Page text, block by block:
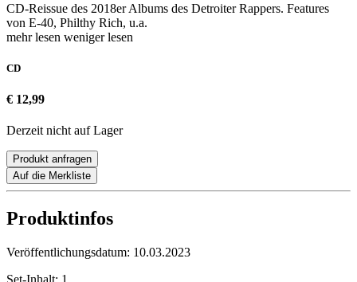
CD-Reissue des 2018er Albums des Detroiter Rappers. Features
von E-40, Philthy Rich, u.a.
mehr lesen weniger lesen
CD
€ 12,99
Derzeit nicht auf Lager
Produkt anfragen
Auf die Merkliste
Produktinfos
Veröffentlichungsdatum: 10.03.2023